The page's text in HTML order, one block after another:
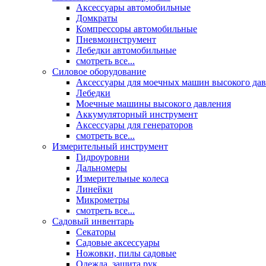
Аксессуары автомобильные
Домкраты
Компрессоры автомобильные
Пневмоинструмент
Лебедки автомобильные
смотреть все...
Силовое оборудование
Аксессуары для моечных машин высокого
Лебедки
Моечные машины высокого давления
Аккумуляторный инструмент
Аксессуары для генераторов
смотреть все...
Измерительный инструмент
Гидроуровни
Дальномеры
Измерительные колеса
Линейки
Микрометры
смотреть все...
Садовый инвентарь
Секаторы
Садовые аксессуары
Ножовки, пилы садовые
Одежда, защита рук